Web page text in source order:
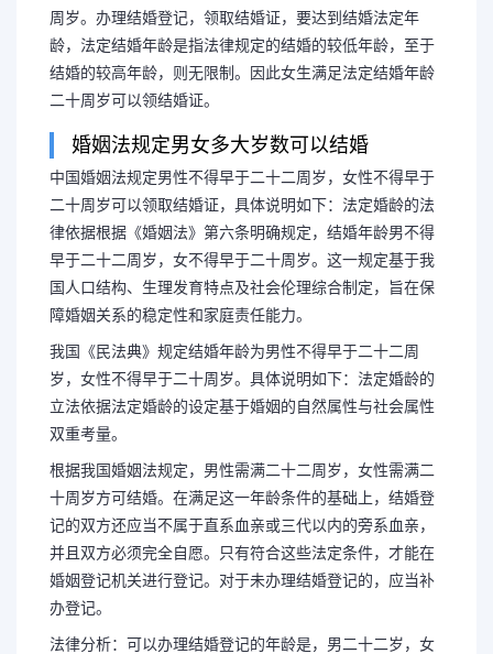
周岁。办理结婚登记，领取结婚证，要达到结婚法定年
龄，法定结婚年龄是指法律规定的结婚的较低年龄，至于
结婚的较高年龄，则无限制。因此女生满足法定结婚年龄
二十周岁可以领结婚证。
婚姻法规定男女多大岁数可以结婚
中国婚姻法规定男性不得早于二十二周岁，女性不得早于
二十周岁可以领取结婚证，具体说明如下：法定婚龄的法
律依据根据《婚姻法》第六条明确规定，结婚年龄男不得
早于二十二周岁，女不得早于二十周岁。这一规定基于我
国人口结构、生理发育特点及社会伦理综合制定，旨在保
障婚姻关系的稳定性和家庭责任能力。
我国《民法典》规定结婚年龄为男性不得早于二十二周
岁，女性不得早于二十周岁。具体说明如下：法定婚龄的
立法依据法定婚龄的设定基于婚姻的自然属性与社会属性
双重考量。
根据我国婚姻法规定，男性需满二十二周岁，女性需满二
十周岁方可结婚。在满足这一年龄条件的基础上，结婚登
记的双方还应当不属于直系血亲或三代以内的旁系血亲，
并且双方必须完全自愿。只有符合这些法定条件，才能在
婚姻登记机关进行登记。对于未办理结婚登记的，应当补
办登记。
法律分析：可以办理结婚登记的年龄是，男二十二岁，女